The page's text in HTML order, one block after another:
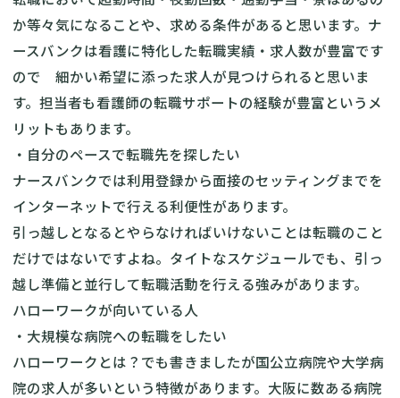
か等々気になることや、求める条件があると思います。ナ
ースバンクは看護に特化した転職実績・求人数が豊富です
ので 細かい希望に添った求人が見つけられると思いま
す。担当者も看護師の転職サポートの経験が豊富というメ
リットもあります。
・自分のペースで転職先を探したい
ナースバンクでは利用登録から面接のセッティングまでを
インターネットで行える利便性があります。
引っ越しとなるとやらなければいけないことは転職のこと
だけではないですよね。タイトなスケジュールでも、引っ
越し準備と並行して転職活動を行える強みがあります。
ハローワークが向いている人
・大規模な病院への転職をしたい
ハローワークとは？でも書きましたが国公立病院や大学病
院の求人が多いという特徴があります。大阪に数ある病院